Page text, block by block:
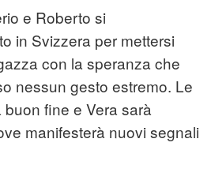
e Roberto si
in Svizzera per mettersi
con la speranza che
nessun gesto estremo. Le
fine e Vera sarà
manifesterà nuovi segnali